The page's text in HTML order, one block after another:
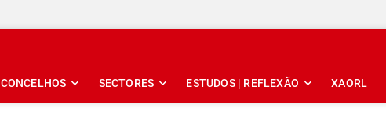
CONCELHOS SECTORES ESTUDOS | REFLEXÃO XAORL